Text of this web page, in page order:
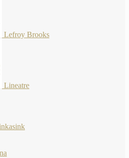
Lefroy Brooks
Lineatre